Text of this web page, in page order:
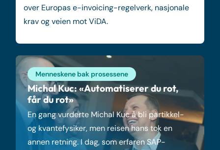
over Europas e-invoicing-regelverk, nasjonale
krav og veien mot ViDA.
Menneskene bak prosessene
Michal Kuc: «Automatiserer du rot,
får du rot»
En gang vurderte Michal Kuc å bli partikkel-
og kvantefysiker, men reisen hans tok en
annen retning. I dag, som erfaren SAP-